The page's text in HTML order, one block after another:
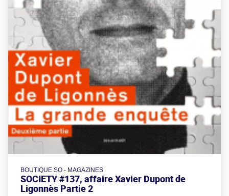
BOUTIQUE SO - MAGAZINES
SOCIETY #137, affaire Xavier Dupont de
Ligonnès Partie 2